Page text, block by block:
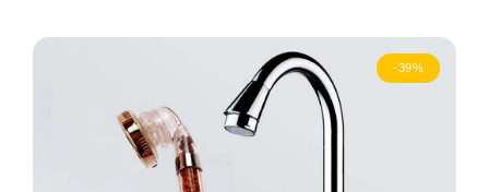
-39%